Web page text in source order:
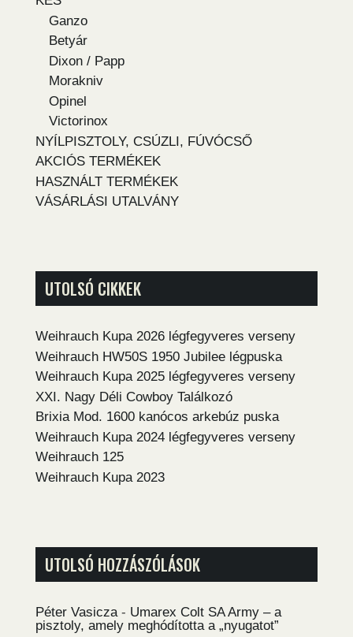
Ganzo
Betyár
Dixon / Papp
Morakniv
Opinel
Victorinox
NYÍLPISZTOLY, CSÚZLI, FÚVÓCSŐ
AKCIÓS TERMÉKEK
HASZNÁLT TERMÉKEK
VÁSÁRLÁSI UTALVÁNY
UTOLSÓ CIKKEK
Weihrauch Kupa 2026 légfegyveres verseny
Weihrauch HW50S 1950 Jubilee légpuska
Weihrauch Kupa 2025 légfegyveres verseny
XXI. Nagy Déli Cowboy Találkozó
Brixia Mod. 1600 kanócos arkebúz puska
Weihrauch Kupa 2024 légfegyveres verseny
Weihrauch 125
Weihrauch Kupa 2023
UTOLSÓ HOZZÁSZÓLÁSOK
Péter Vasicza - Umarex Colt SA Army – a
pisztoly, amely meghódította a „nyugatot”